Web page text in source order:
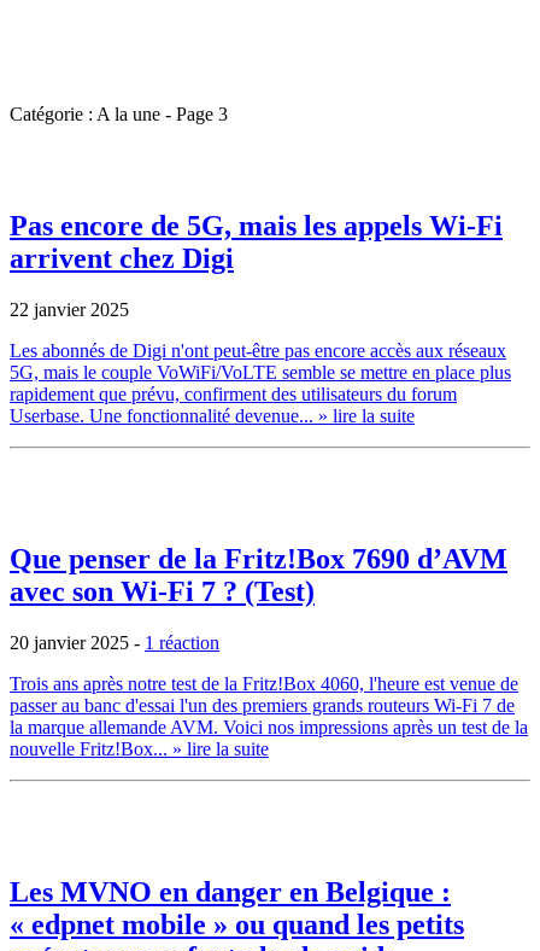
Catégorie : A la une - Page 3
Pas encore de 5G, mais les appels Wi-Fi
arrivent chez Digi
22 janvier 2025
Les abonnés de Digi n'ont peut-être pas encore accès aux réseaux
5G, mais le couple VoWiFi/VoLTE semble se mettre en place plus
rapidement que prévu, confirment des utilisateurs du forum
Userbase. Une fonctionnalité devenue... » lire la suite
Que penser de la Fritz!Box 7690 d’AVM
avec son Wi-Fi 7 ? (Test)
20 janvier 2025 - 1 réaction
Trois ans après notre test de la Fritz!Box 4060, l'heure est venue de
passer au banc d'essai l'un des premiers grands routeurs Wi-Fi 7 de
la marque allemande AVM. Voici nos impressions après un test de la
nouvelle Fritz!Box... » lire la suite
Les MVNO en danger en Belgique :
« edpnet mobile » ou quand les petits